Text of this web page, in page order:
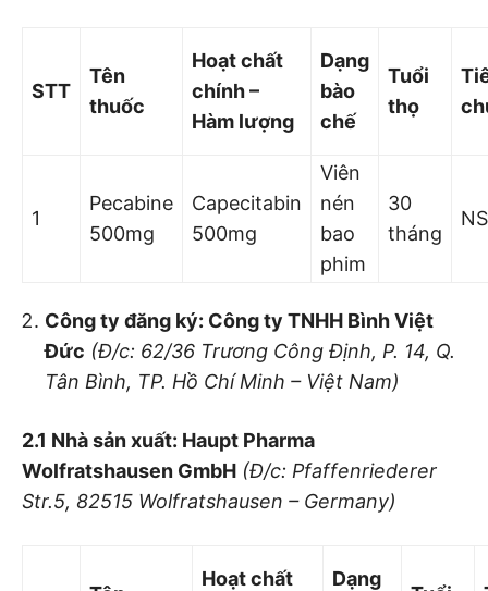
STT
Tên
thuốc
Hoạt chất
chính –
Hàm lượng
Dạng
bào
chế
Tuổi
thọ
1
Pecabine
500mg
Capecitabin
500mg
Viên
nén
bao
phim
30
tháng
Công ty đăng ký: Công ty TNHH Bình Việt
Đức (Đ/c: 62/36 Trương Công Định, P. 14, Q.
Tân Bình, TP. Hồ Chí Minh – Việt Nam)
2.1 Nhà sản xuất: Haupt Pharma
Wolfratshausen GmbH (Đ/c: Pfaffenriederer
Str.5, 82515 Wolfratshausen – Germany)
Hoạt chất
Dạng